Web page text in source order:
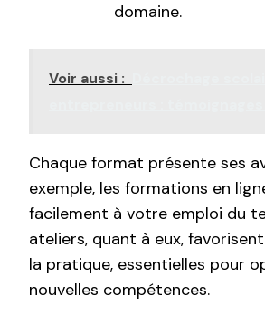
domaine.
Voir aussi :
Chaque format présente ses
exemple, les formations en
facilement à votre emploi du
ateliers, quant à eux,
la pratique, essentielles pour
nouvelles compétences.